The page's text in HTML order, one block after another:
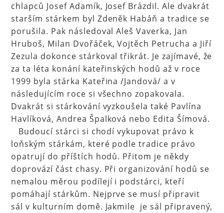
chlapců Josef Adamík, Josef Brázdil. Ale dvakrát
starším stárkem byl Zdeněk Habáň a tradice se
porušila. Pak následoval Aleš Vaverka, Jan
Hruboš, Milan Dvořáček, Vojtěch Petrucha a Jiří
Zezula dokonce stárkoval třikrát. Je zajímavé, že
za ta léta konání kateřinských hodů až v roce
1999 byla stárka Kateřina /Jandová/ a v
následujícím roce si všechno zopakovala.
Dvakrát si stárkování vyzkoušela také Pavlína
Havlíková, Andrea Špalková nebo Edita Šímová.
Budoucí stárci si chodí vykupovat právo k
loňským stárkám, které podle tradice právo
opatrují do příštích hodů. Přitom je někdy
doprovází část chasy. Při organizování hodů se
nemalou měrou podílejí i podstárci, kteří
pomáhají stárkům. Nejprve se musí připravit
sál v kulturním domě. Jakmile je sál připravený,